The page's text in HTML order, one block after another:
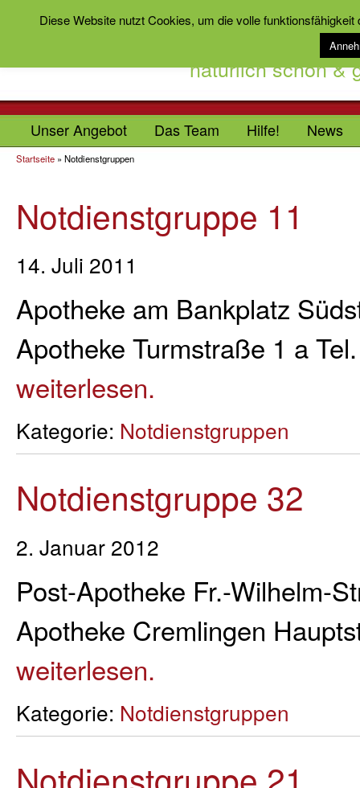
natürlich schön &
Unser Angebot Das Team Hilfe! News
Startseite » Notdienstgruppen
Notdienstgruppe 11
14. Juli 2011
Apotheke am Bankplatz
Apotheke Turmstraße 1 a
weiterlesen.
Kategorie: Notdienstgruppen
Notdienstgruppe 32
2. Januar 2012
Post-Apotheke Fr.-Wilhelm-
Apotheke Cremlingen
weiterlesen.
Kategorie: Notdienstgruppen
Diese Website nutzt Cookies, um die volle